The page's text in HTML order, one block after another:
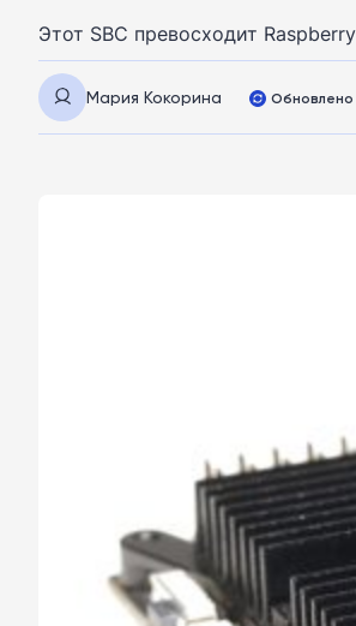
Этот SBC превосходит
Мария Кокорина Обновлено